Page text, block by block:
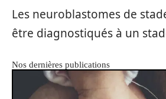
Les neuroblastomes de
être diagnostiqués à un
Nos dernières publications